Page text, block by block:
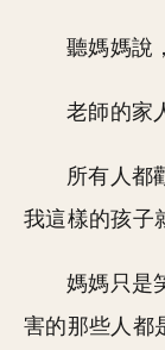
聽媽媽說
老師的家
所有人都
我這樣的孩子
媽媽只是
害的那些人都